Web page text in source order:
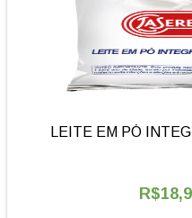
LEITE EM PÓ